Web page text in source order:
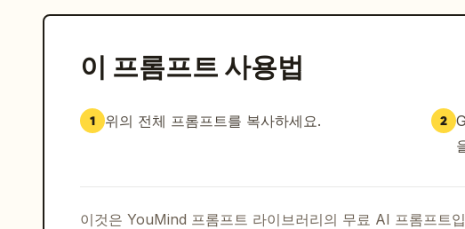
이 프롬프트 사용법
1 위의 전체 프롬프트를 복사하세요. 2
이것은 YouMind 프롬프트 라이브러리의 무료 AI 프롬프트